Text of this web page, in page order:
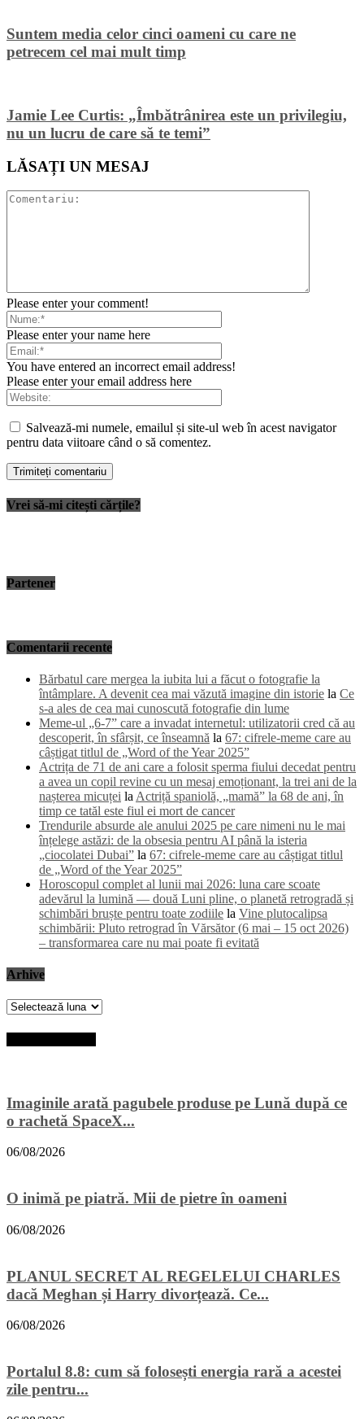
Suntem media celor cinci oameni cu care ne
petrecem cel mai mult timp
Jamie Lee Curtis: „Îmbătrânirea este un privilegiu,
nu un lucru de care să te temi”
LĂSAȚI UN MESAJ
Please enter your comment!
Please enter your name here
You have entered an incorrect email address!
Please enter your email address here
Salvează-mi numele, emailul și site-ul web în acest navigator
pentru data viitoare când o să comentez.
Vrei să-mi citești cărțile?
Partener
Comentarii recente
Bărbatul care mergea la iubita lui a făcut o fotografie la
întâmplare. A devenit cea mai văzută imagine din istorie la Ce
s-a ales de cea mai cunoscută fotografie din lume
Meme-ul „6-7” care a invadat internetul: utilizatorii cred că au
descoperit, în sfârșit, ce înseamnă la 67: cifrele-meme care au
câștigat titlul de „Word of the Year 2025”
Actrița de 71 de ani care a folosit sperma fiului decedat pentru
a avea un copil revine cu un mesaj emoționant, la trei ani de la
nașterea micuței la Actriță spaniolă, „mamă” la 68 de ani, în
timp ce tatăl este fiul ei mort de cancer
Trendurile absurde ale anului 2025 pe care nimeni nu le mai
înțelege astăzi: de la obsesia pentru AI până la isteria
„ciocolatei Dubai” la 67: cifrele-meme care au câștigat titlul
de „Word of the Year 2025”
Horoscopul complet al lunii mai 2026: luna care scoate
adevărul la lumină — două Luni pline, o planetă retrogradă și
schimbări bruște pentru toate zodiile la Vine plutocalipsa
schimbării: Pluto retrograd în Vărsător (6 mai – 15 oct 2026)
– transformarea care nu mai poate fi evitată
Arhive
Arhive
Imaginile arată pagubele produse pe Lună după ce
o rachetă SpaceX...
06/08/2026
O inimă pe piatră. Mii de pietre în oameni
06/08/2026
PLANUL SECRET AL REGELELUI CHARLES
dacă Meghan și Harry divorțează. Ce...
06/08/2026
Portalul 8.8: cum să folosești energia rară a acestei
zile pentru...